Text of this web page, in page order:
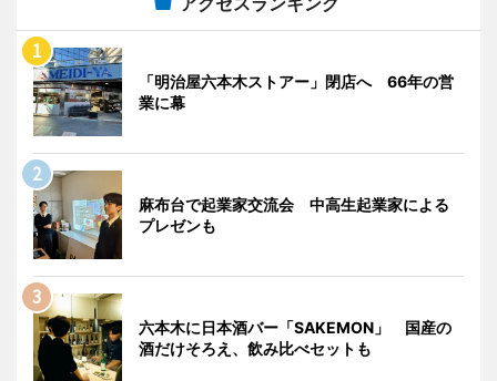
「明治屋六本木ストアー」閉店へ 66年の営
業に幕
麻布台で起業家交流会 中高生起業家による
プレゼンも
六本木に日本酒バー「SAKEMON」 国産の
酒だけそろえ、飲み比べセットも